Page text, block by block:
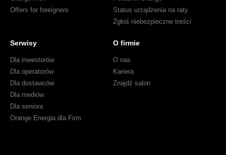
Offers for foreigners
Status urządzenia na raty
Zgłoś niebezpieczne treści
Serwisy
Dla inwestorów
Dla operatorów
Dla dostawców
Dla mediów
Dla seniora
Orange Energia dla Firm
O firmie
O nas
Kariera
Znajdź salon